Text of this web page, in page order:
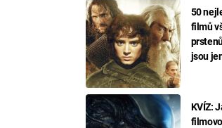
50
filmů
jsou
KVÍZ: